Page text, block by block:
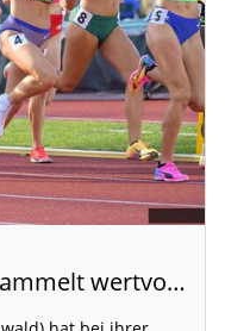
Eugene Tag 3: Leni Hirt sammelt wertvolle WM-Erfahrung